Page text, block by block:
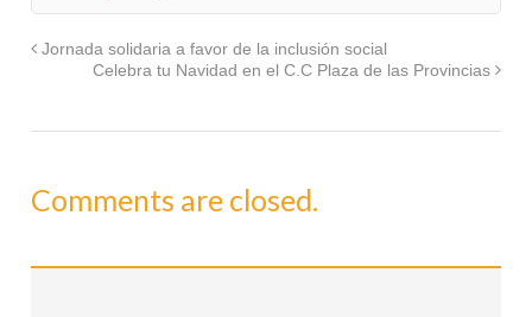
Jornada solidaria a favor de la inclusión social
Celebra tu Navidad en el C.C Plaza de las Provincias
Comments are closed.